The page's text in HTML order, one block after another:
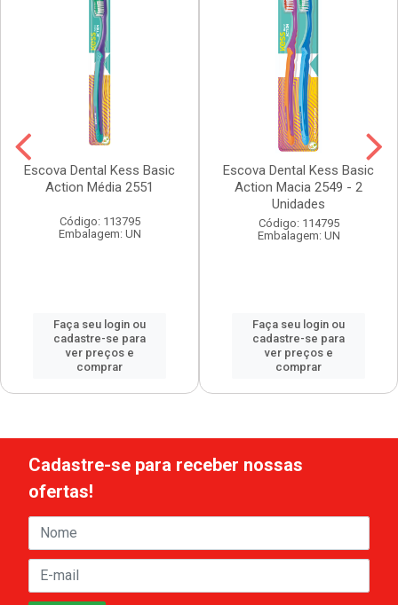
Escova Dental Kess Basic
Action Média 2551
Código: 113795
Embalagem: UN
Faça seu login ou
cadastre-se para
ver preços e
comprar
Escova Dental Kess Basic
Action Macia 2549 - 2
Unidades
Código: 114795
Embalagem: UN
Faça seu login ou
cadastre-se para
ver preços e
comprar
Cadastre-se para receber nossas
ofertas!